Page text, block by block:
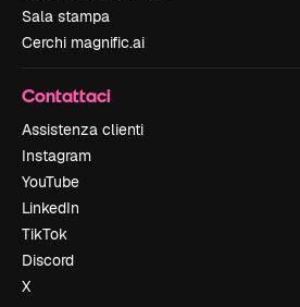
Sala stampa
Cerchi magnific.ai
Contattaci
Assistenza clienti
Instagram
YouTube
LinkedIn
TikTok
Discord
X